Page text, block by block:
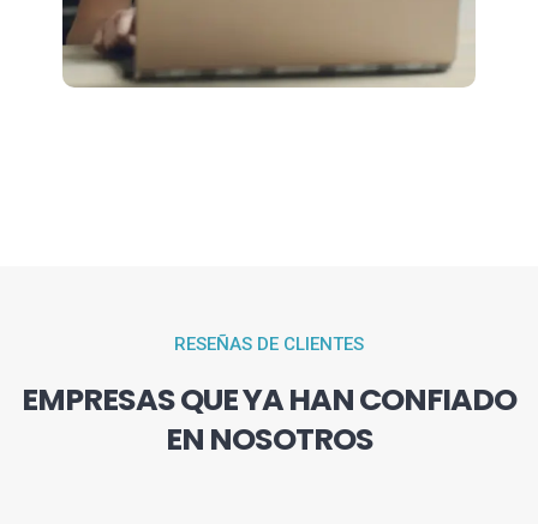
RESEÑAS DE CLIENTES
EMPRESAS QUE YA HAN CONFIADO
EN NOSOTROS